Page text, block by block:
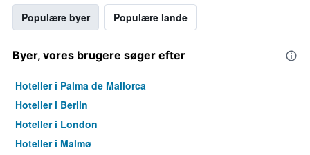
Populære byer Populære lande
Byer, vores brugere søger efter
Hoteller i Palma de Mallorca
Hoteller i Berlin
Hoteller i London
Hoteller i Malmø